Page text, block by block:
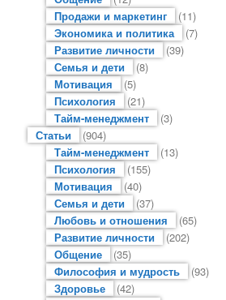
Продажи и маркетинг
(11)
Экономика и политика
(7)
Развитие личности
(39)
Семья и дети
(8)
Мотивация
(5)
Психология
(21)
Тайм-менеджмент
(3)
Статьи
(904)
Тайм-менеджмент
(13)
Психология
(155)
Мотивация
(40)
Семья и дети
(37)
Любовь и отношения
(65)
Развитие личности
(202)
Общение
(35)
Философия и мудрость
(93)
Здоровье
(42)